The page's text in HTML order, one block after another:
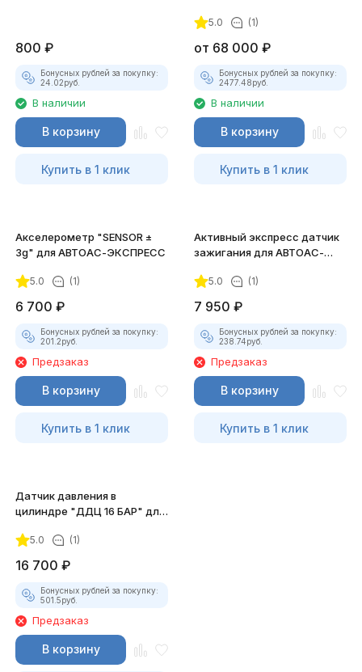
800 ₽
Бонусных рублей за покупку:
24.02руб.
В наличии
В корзину
Купить в 1 клик
5.0 (1)
от 68 000 ₽
Бонусных рублей за покупку:
2477.48руб.
В наличии
В корзину
Купить в 1 клик
Акселерометр "SENSOR ±
3g" для АВТОАС-ЭКСПРЕСС
5.0 (1)
6 700 ₽
Бонусных рублей за покупку:
201.2руб.
Предзаказ
В корзину
Купить в 1 клик
Активный экспресс датчик
зажигания для АВТОАС-
5.0 (1)
7 950 ₽
Бонусных рублей за покупку:
238.74руб.
Предзаказ
В корзину
Купить в 1 клик
Датчик давления в
цилиндре "ДДЦ 16 БАР" для
5.0 (1)
16 700 ₽
Бонусных рублей за покупку:
501.5руб.
Предзаказ
В корзину